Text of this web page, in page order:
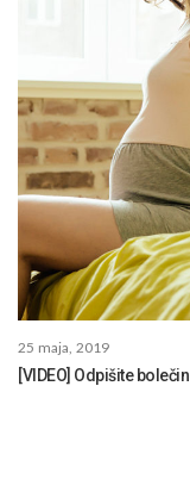
25 maja, 2019
[VIDEO] Odpišite